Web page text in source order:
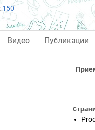
150
Видео Публикации